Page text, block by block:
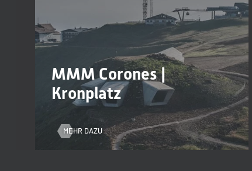
MMM Corones |
Kronplatz
MEHR DAZU